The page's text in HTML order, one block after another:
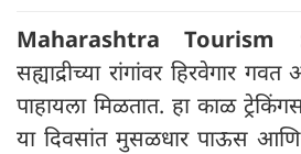
Maharashtra Tourism
सह्याद्रीच्या रांगांवर हिरवेगार
पाहायला मिळतात. हा काळ
या दिवसांत मुसळधार पाऊस